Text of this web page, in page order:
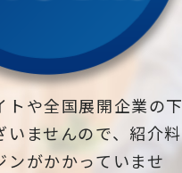
トや全国展開企業の下
いませんので、紹介料
ンがかかっていませ